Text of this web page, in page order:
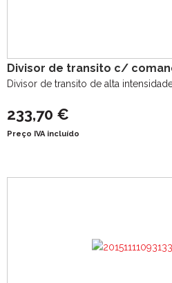
Divisor de transito c/
Divisor de transito de alta
233,70 €
Preço IVA incluído